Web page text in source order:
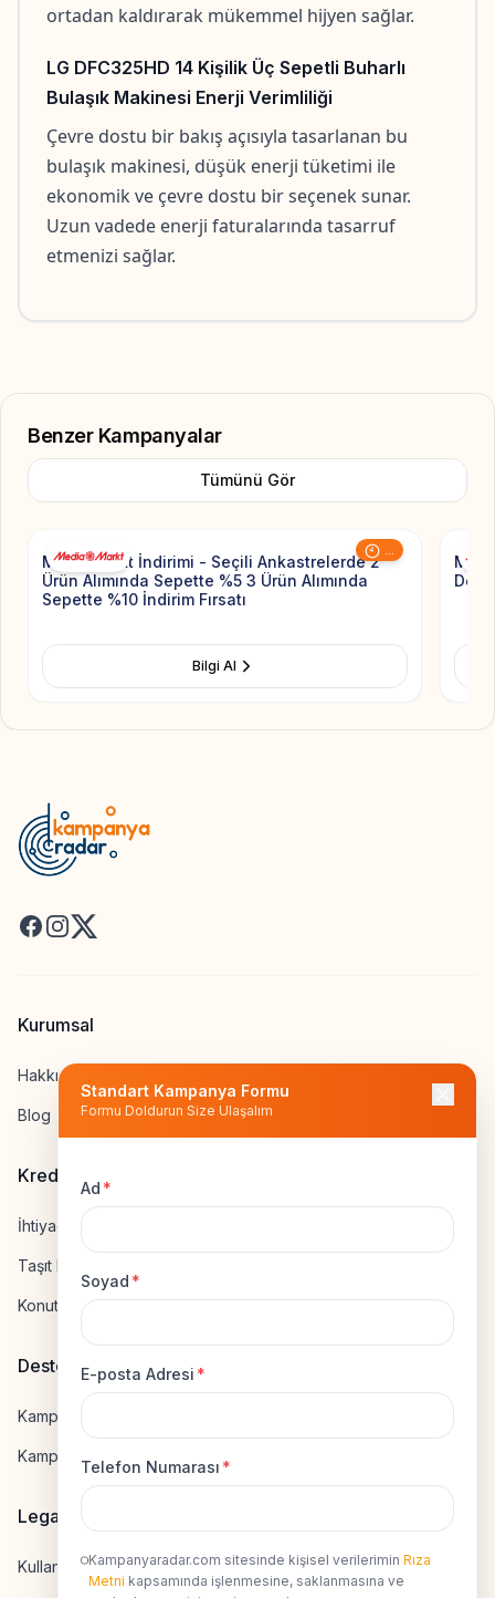
ortadan kaldırarak mükemmel hijyen sağlar.
LG DFC325HD 14 Kişilik Üç Sepetli Buharlı
Bulaşık Makinesi Enerji Verimliliği
Çevre dostu bir bakış açısıyla tasarlanan bu
bulaşık makinesi, düşük enerji tüketimi ile
ekonomik ve çevre dostu bir seçenek sunar.
Uzun vadede enerji faturalarında tasarruf
etmenizi sağlar.
Benzer Kampanyalar
Tümünü Gör
...
Add to
Mediamarkt İndirimi - Seçili Ankastrelerde 2
Ürün Alımında Sepette %5 3 Ürün Alımında
Sepette %10 İndirim Fırsatı
Bilgi Al
Standart Kampanya Formu
Formu Doldurun Size Ulaşalım
Ad *
Soyad *
E-posta Adresi *
Telefon Numarası *
Kampanyaradar.com sitesinde kişisel verilerimin Rıza
Metni kapsamında işlenmesine, saklanmasına ve
Facebook
Instagram
X
Kurumsal
Hakkımızda
Blog
Kredi Hesapla
İhtiyaç Kredisi Hesapla
Taşıt Kredisi Hesapla
Konut Kredisi Hesapla
Destek
Kampanya Gönderme
Kampanyaya Katılma
Legal
Kullanıcı Sözleşmesi